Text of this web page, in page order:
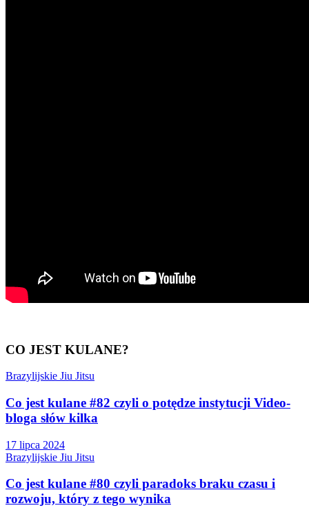
CO JEST KULANE?
Brazylijskie Jiu Jitsu
Co jest kulane #82 czyli o potędze instytucji Video-
bloga słów kilka
17 lipca 2024
Brazylijskie Jiu Jitsu
Co jest kulane #80 czyli paradoks braku czasu i
rozwoju, który z tego wynika